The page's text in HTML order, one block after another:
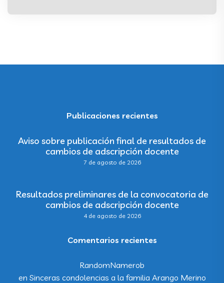
Publicaciones recientes
Aviso sobre publicación final de resultados de
cambios de adscripción docente
7 de agosto de 2026
Resultados preliminares de la convocatoria de
cambios de adscripción docente
4 de agosto de 2026
Comentarios recientes
RandomNamerob
en Sinceras condolencias a la familia Arango Merino